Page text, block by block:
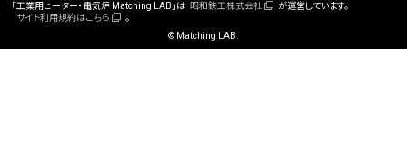
「工業用ヒーター・電気炉 Matching LAB」は 昭和鉄工株式会社
が運営しています。
サイト利用規約はこちら
。
© Matching LAB.